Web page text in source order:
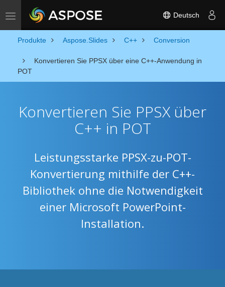
Toggle navigation Deutsch
Produkte Aspose.Slides C++ Conversion
Konvertieren Sie PPSX über eine C++-Anwendung in
POT
Konvertieren Sie PPSX über
C++ in POT
Leistungsstarke PPSX-zu-POT-
Konvertierung mithilfe der C++-
Bibliothek ohne die Notwendigkeit
einer Microsoft PowerPoint-
Installation.